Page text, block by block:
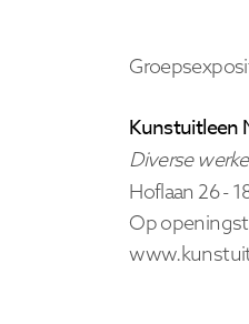
Kunstuitleen
Diverse
Hoflaan 26 -
Op